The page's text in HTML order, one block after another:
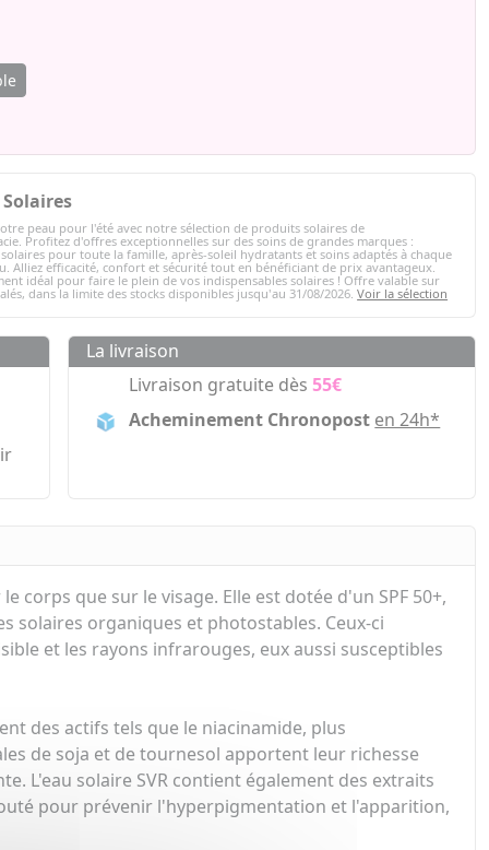
peau pour l'été avec notre sélection de produits solaires de
Profitez d'offres exceptionnelles sur des soins de grandes marques :
pour toute la famille, après-soleil hydratants et soins adaptés à chaque
Alliez efficacité, confort et sécurité tout en bénéficiant de prix avantageux.
idéal pour faire le plein de vos indispensables solaires ! Offre valable sur
dans la limite des stocks disponibles jusqu'au 31/08/2026.Voir la sélection
La livraison
Livraison gratuite dès55€
Acheminement Chronopost en 24h*
corps que sur le visage. Elle est dotée d'un SPF 50+,
solaires organiques et photostables. Ceux-ci
et les rayons infrarouges, eux aussi susceptibles
des actifs tels que le niacinamide, plus
de soja et de tournesol apportent leur richesse
L'eau solaire SVR contient également des extraits
pour prévenir l'hyperpigmentation et l'apparition,